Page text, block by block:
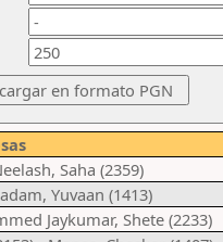
Saha (2359)
Yuvaan (1413)
Jaykumar, Shete (2233)